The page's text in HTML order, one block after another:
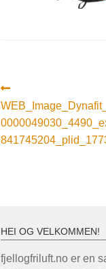
innlegg:
HEI OG VELKOMMEN!
fjellogfriluft.no er en